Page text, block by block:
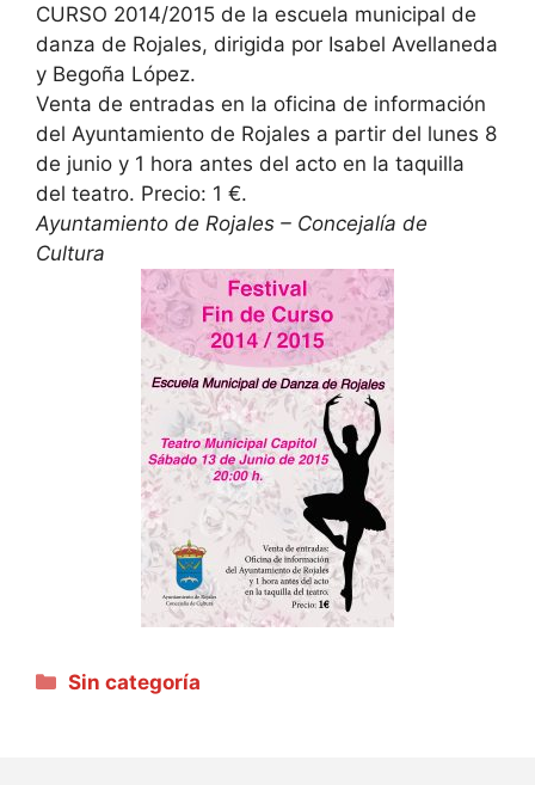
CURSO 2014/2015 de la escuela municipal de
danza de Rojales, dirigida por Isabel Avellaneda
y Begoña López.
Venta de entradas en la oficina de información
del Ayuntamiento de Rojales a partir del lunes 8
de junio y 1 hora antes del acto en la taquilla
del teatro. Precio: 1 €.
Ayuntamiento de Rojales – Concejalía de
Cultura
Categorías
Sin categoría